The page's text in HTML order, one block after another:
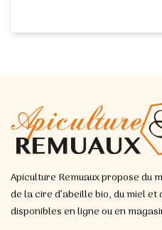
Apiculture Remuaux propose du
de la cire d’abeille bio, du miel
disponibles en ligne ou en